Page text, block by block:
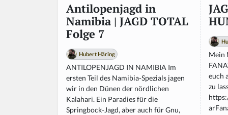
hi
s
fi
el
d
Antilopenjagd in
Namibia | JAGD TOTAL
Folge 7
Hubert Häring
ANTILOPENJAGD IN NAMIBIA Im
ersten Teil des Namibia-Spezials jagen
wir in den Dünen der nördlichen
Kalahari. Ein Paradies für die
Springbock-Jagd, aber auch für Gnu,
Mein
euch
zu